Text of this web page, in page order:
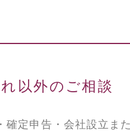
以外のご相談
確定申告・会社設立また